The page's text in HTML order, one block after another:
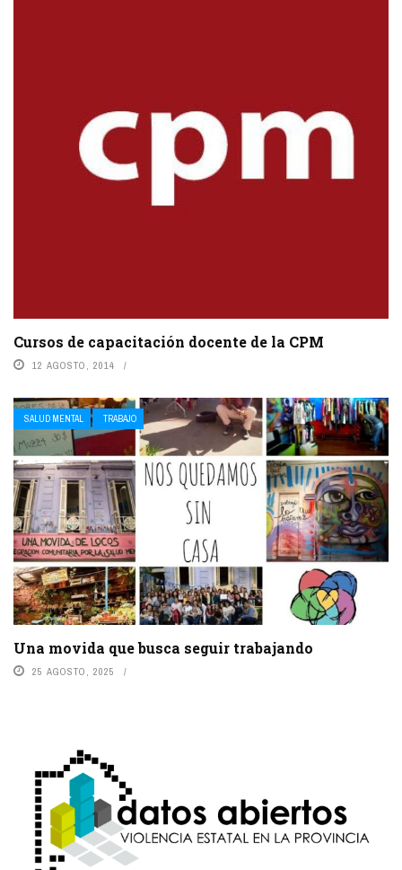
Cursos de capacitación docente de la CPM
12 AGOSTO, 2014
SALUD MENTAL TRABAJO
Una movida que busca seguir trabajando
25 AGOSTO, 2025